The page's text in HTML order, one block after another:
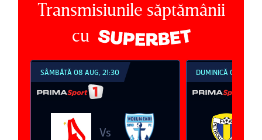
Transmisiunile săptămânii
cu
DUMINICĂ 09 AUG, 18:30
Vs
DUMINICĂ 09 AUG,